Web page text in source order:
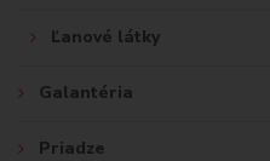
Ľanové látky
Galantéria
Priadze